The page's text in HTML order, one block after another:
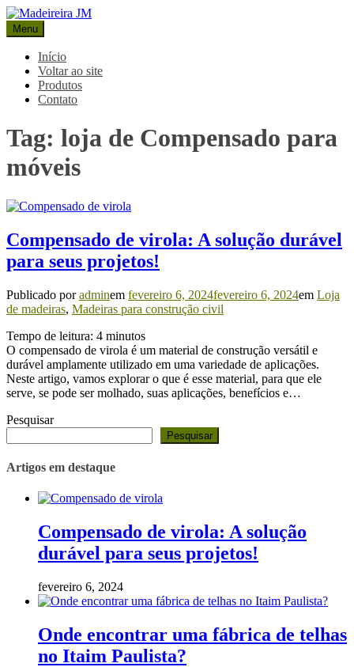
Pular
para
o
conteúdo
Madeireira JM
Blog Madeireira JM
Menu
Início
Voltar ao site
Produtos
Contato
Tag: loja de Compensado para
móveis
Compensado de virola: A solução durável
para seus projetos!
Publicado poradminem fevereiro 6, 2024fevereiro 6, 2024em Loja
de madeiras, Madeiras para construção civil
Tempo de leitura: 4 minutos
O compensado de virola é um material de construção versátil e
durável amplamente utilizado em uma variedade de aplicações.
Neste artigo, vamos explorar o que é esse material, para que ele
serve, se pode ser molhado, suas aplicações, benefícios e…
Pesquisar
Pesquisar
Artigos em destaque
Compensado de virola: A solução
durável para seus projetos!
fevereiro 6, 2024
Onde encontrar uma fábrica de telhas
no Itaim Paulista?